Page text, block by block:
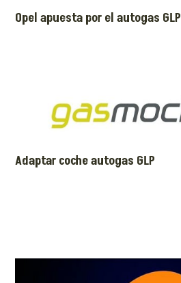
Opel apuesta por el autogas GLP
Adaptar coche autogas GLP